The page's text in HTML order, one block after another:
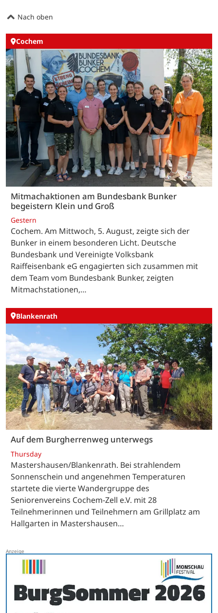
Nach oben
Cochem
Mitmachaktionen am Bundesbank Bunker
begeistern Klein und Groß
Gestern
Cochem. Am Mittwoch, 5. August, zeigte sich der
Bunker in einem besonderen Licht. Deutsche
Bundesbank und Vereinigte Volksbank
Raiffeisenbank eG engagierten sich zusammen mit
dem Team vom Bundesbank Bunker, zeigten
Mitmachstationen,…
Blankenrath
Auf dem Burgherrenweg unterwegs
Thursday
Mastershausen/Blankenrath. Bei strahlendem
Sonnenschein und angenehmen Temperaturen
startete die vierte Wandergruppe des
Seniorenvereins Cochem-Zell e.V. mit 28
Teilnehmerinnen und Teilnehmern am Grillplatz am
Hallgarten in Mastershausen…